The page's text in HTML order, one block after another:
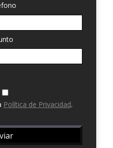
Política de Privacidad.